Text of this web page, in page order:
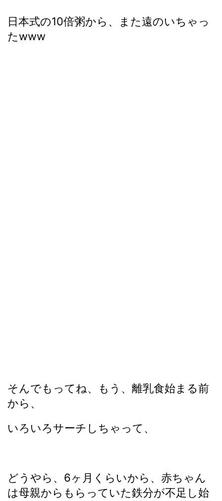
日本式の10倍粥から、また遠のいちゃっ
たwww
そんでもってね、もう、離乳食始まる前
から、
いろいろサーチしちゃって、
どうやら、6ヶ月くらいから、赤ちゃん
は母親からもらっていた鉄分が不足し始